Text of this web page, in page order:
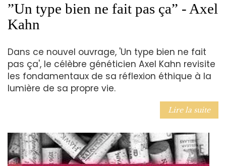
”Un type bien ne fait pas ça” - Axel
Kahn
Dans ce nouvel ouvrage, 'Un type bien ne fait
pas ça', le célèbre généticien Axel Kahn revisite
les fondamentaux de sa réflexion éthique à la
lumière de sa propre vie.
Lire la suite